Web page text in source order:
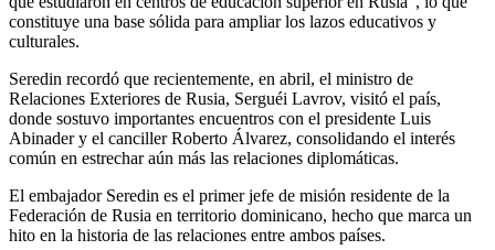
constituye una base sólida para ampliar los lazos educativos y
culturales.
Seredin recordó que recientemente, en abril, el ministro de
Relaciones Exteriores de Rusia, Serguéi Lavrov, visitó el país,
donde sostuvo importantes encuentros con el presidente Luis
Abinader y el canciller Roberto Álvarez, consolidando el interés
común en estrechar aún más las relaciones diplomáticas.
El embajador Seredin es el primer jefe de misión residente de la
Federación de Rusia en territorio dominicano, hecho que marca un
hito en la historia de las relaciones entre ambos países.